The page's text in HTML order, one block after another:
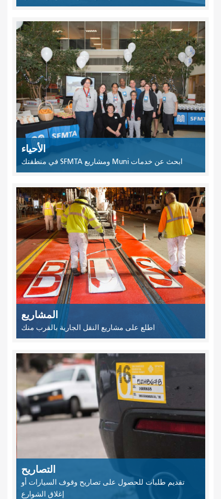
الأحياء
ابحث عن خدمات Muni ومشاريع SFMTA في منطقتك
المشاريع
اطلع على مشاريع النقل الجارية بالقرب منك
التصاريح
تقديم طلبات للحصول على تصاريح وقوف السيارات أو
إغلاق الشوارع